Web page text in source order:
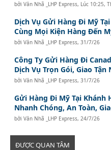
bởiVăn Nhã _LHP Express, Lúc 10:25,
Dịch Vụ Gửi Hàng Đi Mỹ
Cùng Mọi Kiện Hàng Đến
bởiVăn Nhã _LHP Express,31/7/26
Công Ty Gửi Hàng Đi
Dịch Vụ Trọn Gói, Giao Tận
bởiVăn Nhã _LHP Express,31/7/26
Gửi Hàng Đi Mỹ Tại Khánh
Nhanh Chóng, An Toàn,
bởiVăn Nhã _LHP Express,24/7/26
ĐƯỢC QUAN TÂM